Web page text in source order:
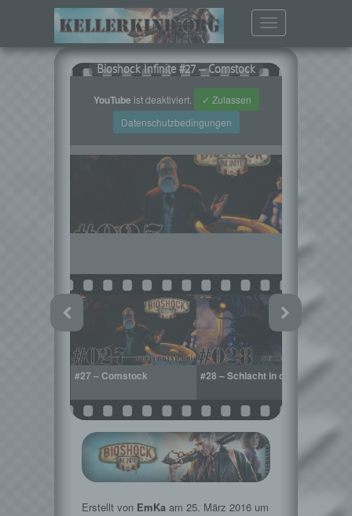
Toggle
navigation
Bioshock Infinite #27 – Comstock
YouTube ist deaktiviert.
✓ Zulassen
Datenschutzbedingungen
#27 – Comstock #28 – Schlacht in der Luft
Erstellt von EmKa am 25. März 2016 um